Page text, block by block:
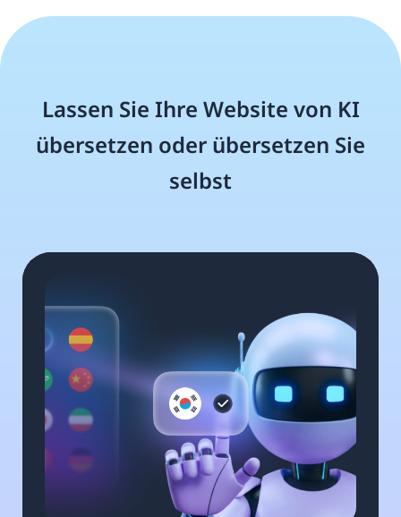
Lassen Sie Ihre Website von KI
übersetzen oder übersetzen Sie
selbst